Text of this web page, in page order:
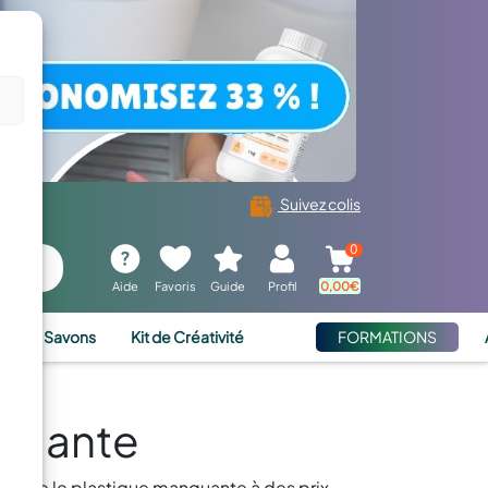
Suivez colis
Aide Favoris Guide Profil
0
0,00€
et Savons Kit de Créativité FORMATIONS